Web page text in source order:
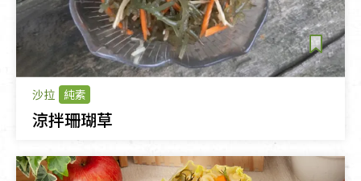
沙拉 純素
涼拌珊瑚草